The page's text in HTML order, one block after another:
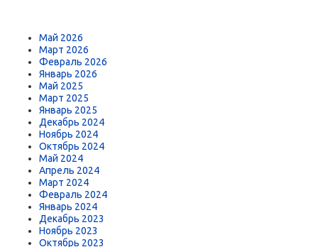
Май 2026
Март 2026
Февраль 2026
Январь 2026
Май 2025
Март 2025
Январь 2025
Декабрь 2024
Ноябрь 2024
Октябрь 2024
Май 2024
Апрель 2024
Март 2024
Февраль 2024
Январь 2024
Декабрь 2023
Ноябрь 2023
Октябрь 2023